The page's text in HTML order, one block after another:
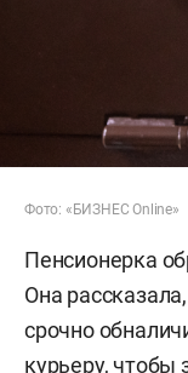
Фото: «БИЗНЕС Online»
Пенсионерка
Она
срочно
курьеру, чтобы